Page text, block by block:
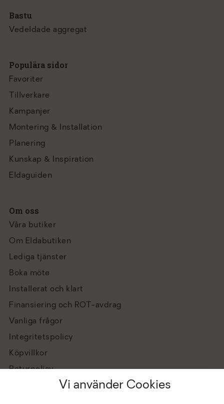
Vi använder Cookies
Bastu
Vedeldade aggregat
Populära sidor
Favoriter
Tillverkare
Kampanjer
Montering & Installation
Planering
Kunskap & Inspiration
Eldaguiden
Om oss
Våra butiker
Om Eldabutiken
Lediga tjänster
Boka möte
Installerat och klart
Finansiering och ROT-avdrag
Vanliga frågor
Integritetspolicy
Köpvillkor
Returpolicy